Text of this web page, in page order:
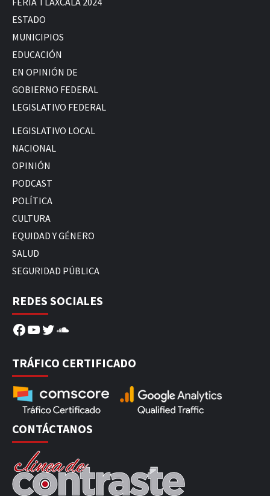
ESTADO
MUNICIPIOS
EDUCACIÓN
EN OPINIÓN DE
GOBIERNO FEDERAL
LEGISLATIVO FEDERAL
LEGISLATIVO LOCAL
NACIONAL
OPINIÓN
PODCAST
POLÍTICA
CULTURA
EQUIDAD Y GÉNERO
SALUD
SEGURIDAD PÚBLICA
REDES SOCIALES
Facebook
YouTube
Twitter
SoundCloud
TRÁFICO CERTIFICADO
CONTÁCTANOS